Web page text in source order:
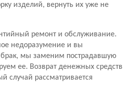
изделий, вернуть их уже не
ремонт и обслуживание.
недоразумение и вы
мы заменим пострадавшую
ее. Возврат денежных средств
случай рассматривается